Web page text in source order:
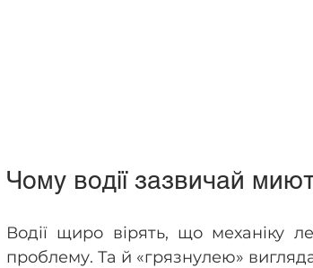
Чому водії зазвичай
Водії щиро вірять, що механіку
проблему. Та й «грязнулею»